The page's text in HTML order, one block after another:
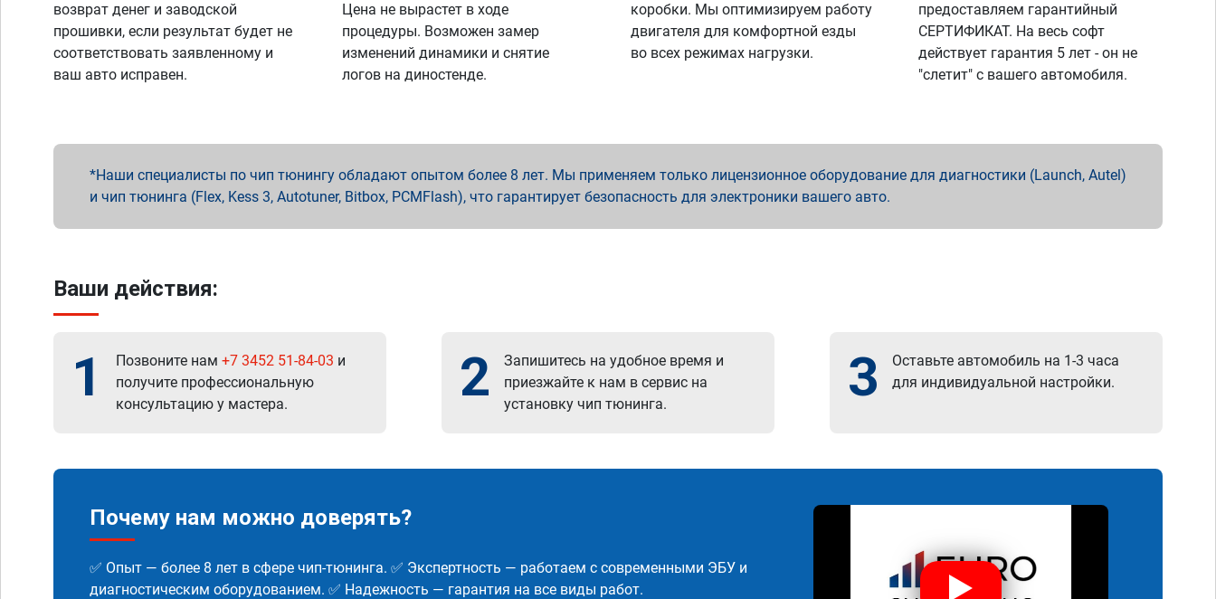
возврат денег и заводской
прошивки, если результат будет не
соответствовать заявленному и
ваш авто исправен.
Цена не вырастет в ходе
процедуры. Возможен замер
изменений динамики и снятие
логов на диностенде.
коробки. Мы оптимизируем работу
двигателя для комфортной езды
во всех режимах нагрузки.
предоставляем гарантийный
СЕРТИФИКАТ. На весь софт
действует гарантия 5 лет - он не
"слетит" с вашего автомобиля.
Наши специалисты по чип тюнингу обладают опытом более 8 лет. Мы применяем только лицензионное оборудование для диагностики (Launch, Autel)
и чип тюнинга (Flex, Kess 3, Autotuner, Bitbox, PCMFlash), что гарантирует безопасность для электроники вашего авто.
Ваши действия:
1 Позвоните нам +7 3452 51-84-03 и
получите профессиональную
консультацию у мастера.
2
Запишитесь на удобное время и
приезжайте к нам в сервис на
установку чип тюнинга.
3
Оставьте автомобиль на 1-3 часа
для индивидуальной настройки.
Почему нам можно доверять?
✅ Опыт — более 8 лет в сфере чип-тюнинга. ✅ Экспертность — работаем с современными ЭБУ и
диагностическим оборудованием. ✅ Надежность — гарантия на все виды работ.